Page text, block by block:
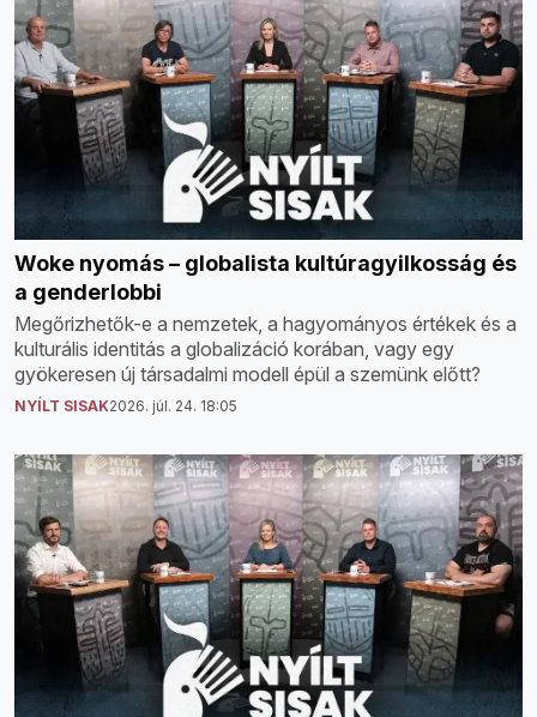
Woke nyomás – globalista kultúragyilkosság és
a genderlobbi
Megőrizhetők-e a nemzetek, a hagyományos értékek és a
kulturális identitás a globalizáció korában, vagy egy
gyökeresen új társadalmi modell épül a szemünk előtt?
NYÍLT SISAK2026. júl. 24. 18:05